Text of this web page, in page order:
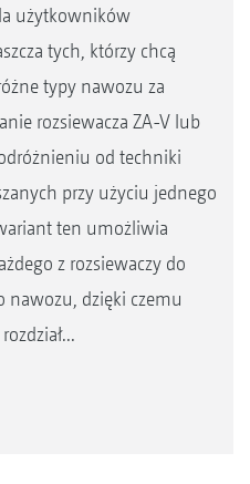
użytkowników
tych, którzy chcą
typy nawozu za
rozsiewacza ZA-V lub
od techniki
przy użyciu jednego
ten umożliwia
z rozsiewaczy do
nawozu, dzięki czemu